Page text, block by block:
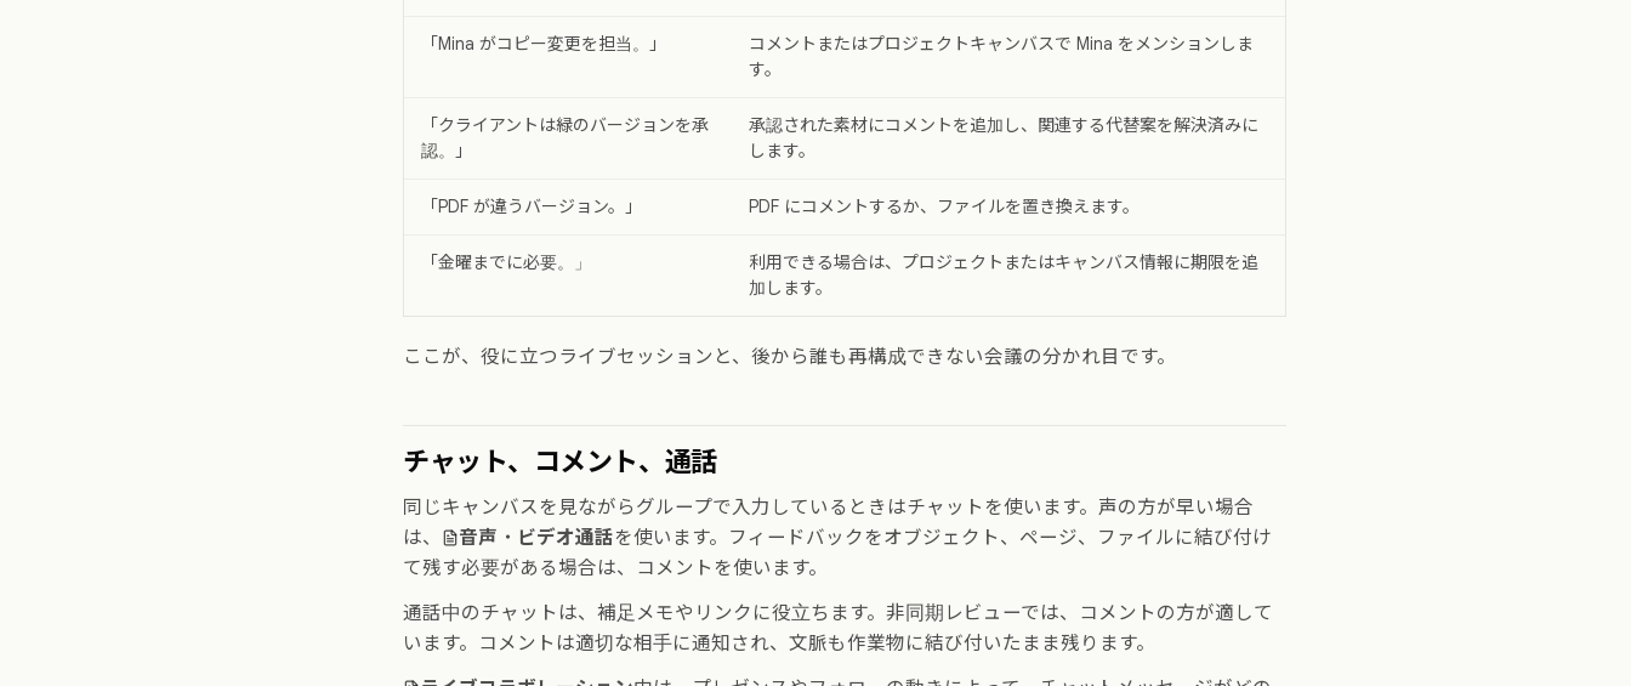
「Mina がコピー変更を担当。」
コメントまたはプロジェクトキャンバスで Mina をメンションしま
す。
「クライアントは緑のバージョンを承
認。」
承認された素材にコメントを追加し、関連する代替案を解決済みに
します。
「PDF が違うバージョン。」 PDF にコメントするか、ファイルを置き換えます。
「金曜までに必要。」
利用できる場合は、プロジェクトまたはキャンバス情報に期限を追
加します。
ここが、役に立つライブセッションと、後から誰も再構成できない会議の分かれ目です。
チャット、コメント、通話
同じキャンバスを見ながらグループで入力しているときはチャットを使います。声の方が早い場合
は、
音声・ビデオ通話を使います。フィードバックをオブジェクト、ページ、ファイルに結び付け
て残す必要がある場合は、コメントを使います。
通話中のチャットは、補足メモやリンクに役立ちます。非同期レビューでは、コメントの方が適して
います。コメントは適切な相手に通知され、文脈も作業物に結び付いたまま残ります。